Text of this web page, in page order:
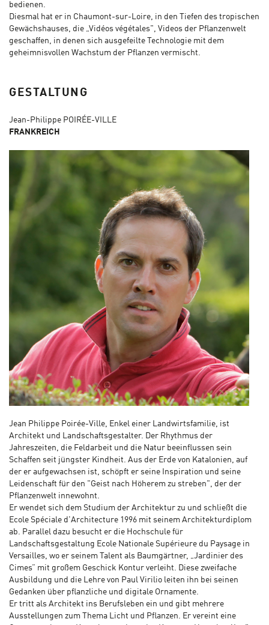
bedienen.
Diesmal hat er in Chaumont-sur-Loire, in den Tiefen des tropischen
Gewächshauses, die „Vidéos végétales", Videos der Pflanzenwelt
geschaffen, in denen sich ausgefeilte Technologie mit dem
geheimnisvollen Wachstum der Pflanzen vermischt.
GESTALTUNG
Jean-Philippe POIRÉE-VILLE
FRANKREICH
Jean Philippe Poirée-Ville, Enkel einer Landwirtsfamilie, ist
Architekt und Landschaftsgestalter. Der Rhythmus der
Jahreszeiten, die Feldarbeit und die Natur beeinflussen sein
Schaffen seit jüngster Kindheit. Aus der Erde von Katalonien, auf
der er aufgewachsen ist, schöpft er seine Inspiration und seine
Leidenschaft für den "Geist nach Höherem zu streben", der der
Pflanzenwelt innewohnt.
Er wendet sich dem Studium der Architektur zu und schließt die
Ecole Spéciale d'Architecture 1996 mit seinem Architekturdiplom
ab. Parallel dazu besucht er die Hochschule für
Landschaftsgestaltung Ecole Nationale Supérieure du Paysage in
Versailles, wo er seinem Talent als Baumgärtner, „Jardinier des
Cimes” mit großem Geschick Kontur verleiht. Diese zweifache
Ausbildung und die Lehre von Paul Virilio leiten ihn bei seinen
Gedanken über pflanzliche und digitale Ornamente.
Er tritt als Architekt ins Berufsleben ein und gibt mehrere
Ausstellungen zum Thema Licht und Pflanzen. Er vereint eine